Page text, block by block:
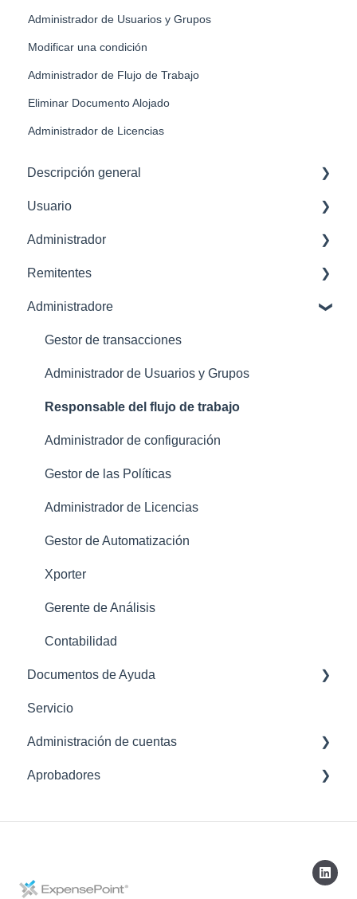
Administrador de Usuarios y Grupos
Modificar una condición
Administrador de Flujo de Trabajo
Eliminar Documento Alojado
Administrador de Licencias
Descripción general
Empezar
Familiarización con la interfaz de usuario
Configuraciones Iniciales
Gestión de Recibos
Gastos
Usuario
Eliminar usuario
Administrador
Administrador de configuración
Remitentes
Perfil
Administrador de Gastos
Aprobador
Dashboard
Administradore
Gestor de transacciones
Administrador de Usuarios y Grupos
Responsable del flujo de trabajo
Administrador de configuración
Gestor de las Políticas
Administrador de Licencias
Gestor de Automatización
Xporter
Gerente de Análisis
Contabilidad
Documentos de Ayuda
Aplicación Móvil
Servicio
Administración de cuentas
Configuración
Aprobadores